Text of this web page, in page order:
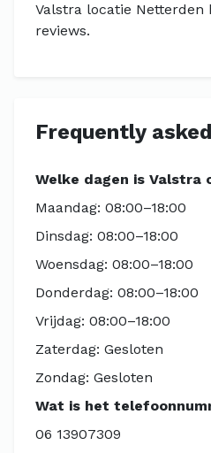
Valstra locatie Netterden
reviews.
Frequently
Welke dagen is Valstra
Maandag: 08:00–18:00
Dinsdag: 08:00–18:00
Woensdag: 08:00–18:00
Donderdag: 08:00–18:00
Vrijdag: 08:00–18:00
Zaterdag: Gesloten
Zondag: Gesloten
Wat is het
06 13907309